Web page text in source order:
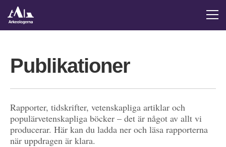
Publikationer
Rapporter, tidskrifter, vetenskapliga artiklar och
populärvetenskapliga böcker – det är något av allt vi
producerar. Här kan du ladda ner och läsa rapporterna
när uppdragen är klara.